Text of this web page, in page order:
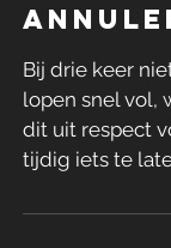
Bij drie keer
lopen snel vol,
dit uit respect
tijdig iets te